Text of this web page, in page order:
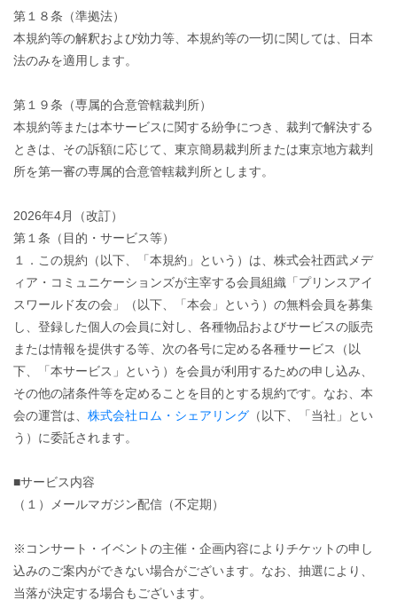
第１８条（準拠法）
本規約等の解釈および効力等、本規約等の一切に関しては、日本
法のみを適用します。
第１９条（専属的合意管轄裁判所）
本規約等または本サービスに関する紛争につき、裁判で解決する
ときは、その訴額に応じて、東京簡易裁判所または東京地方裁判
所を第一審の専属的合意管轄裁判所とします。
2026年4月（改訂）
第１条（目的・サービス等）
１．この規約（以下、「本規約」という）は、株式会社西武メデ
ィア・コミュニケーションズが主宰する会員組織「プリンスアイ
スワールド友の会」（以下、「本会」という）の無料会員を募集
し、登録した個人の会員に対し、各種物品およびサービスの販売
または情報を提供する等、次の各号に定める各種サービス（以
下、「本サービス」という）を会員が利用するための申し込み、
その他の諸条件等を定めることを目的とする規約です。なお、本
会の運営は、 株式会社ロム・シェアリング （以下、「当社」とい
う）に委託されます。
■サービス内容
（１）メールマガジン配信（不定期）
※コンサート・イベントの主催・企画内容によりチケットの申し
込みのご案内ができない場合がございます。なお、抽選により、
当落が決定する場合もございます。